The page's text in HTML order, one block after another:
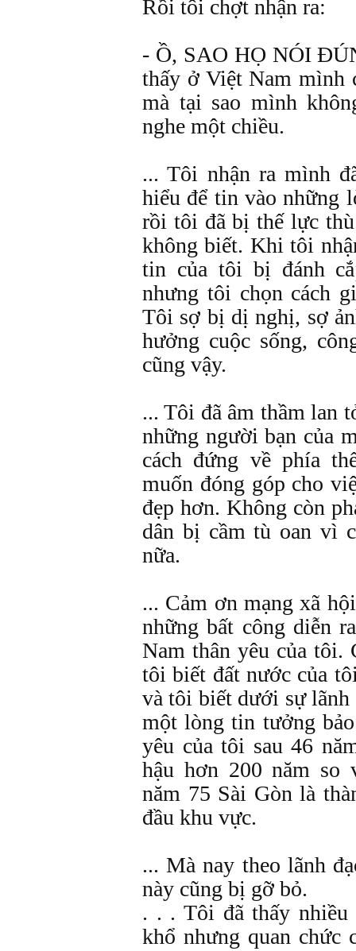
Rồi tôi chợt nhận ra:
- Ồ, SAO HỌ NÓI
thấy ở Việt Nam mình
mà tại sao mình
nghe một chiều.
... Tôi nhận ra mình
hiểu để tin vào những
rồi tôi đã bị thế lực
không biết. Khi tôi
tin của tôi bị đánh
nhưng tôi chọn cách
Tôi sợ bị dị nghị, sợ
hưởng cuộc sống,
cũng vậy.
... Tôi đã âm thầm lan
những người bạn của
cách đứng về phía
muốn đóng góp cho
đẹp hơn. Không còn
dân bị cầm tù oan vì
nữa.
... Cảm ơn mạng xã
những bất công diễn
Nam thân yêu của tôi.
tôi biết đất nước của
và tôi biết dưới sự lãnh
một lòng tin tưởng
yêu của tôi sau 46
hậu hơn 200 năm so
năm 75 Sài Gòn là
đầu khu vực.
... Mà nay theo lãnh
này cũng bị gỡ bỏ.
. . . Tôi đã thấy
khổ nhưng quan chức